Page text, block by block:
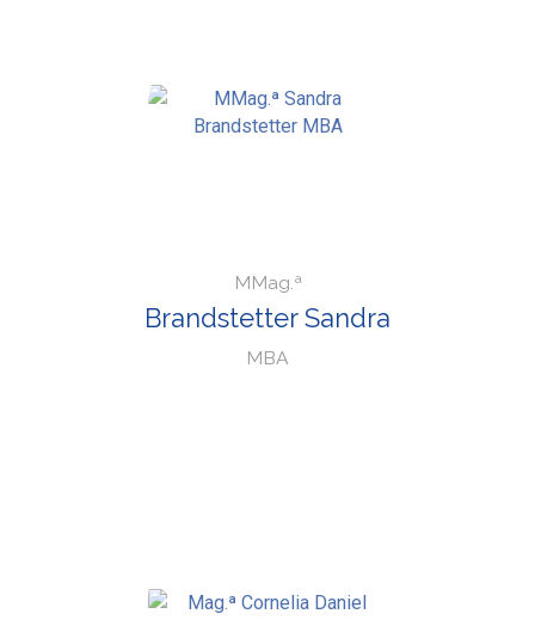
MMag.ª
Brandstetter Sandra
MBA